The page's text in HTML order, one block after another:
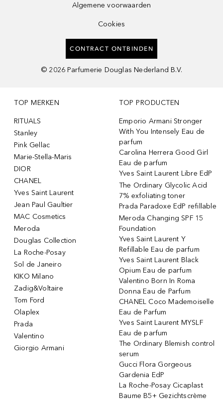
Algemene voorwaarden
Cookies
CONTRACT ONTBINDEN
© 2026 Parfumerie Douglas Nederland B.V.
TOP MERKEN
RITUALS
Stanley
Pink Gellac
Marie-Stella-Maris
DIOR
CHANEL
Yves Saint Laurent
Jean Paul Gaultier
MAC Cosmetics
Meroda
Douglas Collection
La Roche-Posay
Sol de Janeiro
KIKO Milano
Zadig&Voltaire
Tom Ford
Olaplex
Prada
Valentino
Giorgio Armani
TOP PRODUCTEN
Emporio Armani Stronger
With You Intensely Eau de
parfum
Carolina Herrera Good Girl
Eau de parfum
Yves Saint Laurent Libre EdP
The Ordinary Glycolic Acid
7% exfoliating toner
Prada Paradoxe EdP refillable
Meroda Changing SPF 15
Foundation
Yves Saint Laurent Y
Refillable Eau de parfum
Yves Saint Laurent Black
Opium Eau de parfum
Valentino Born In Roma
Donna Eau de Parfum
CHANEL Coco Mademoiselle
Eau de Parfum
Yves Saint Laurent MYSLF
Eau de parfum
The Ordinary Blemish control
serum
Gucci Flora Gorgeous
Gardenia EdP
La Roche-Posay Cicaplast
Baume B5+ Gezichtscrème